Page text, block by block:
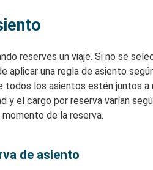
reserves un viaje. Si no se
aplicar una regla de asiento
todos los asientos estén juntos
y el cargo por reserva varían
de la reserva.
de asiento